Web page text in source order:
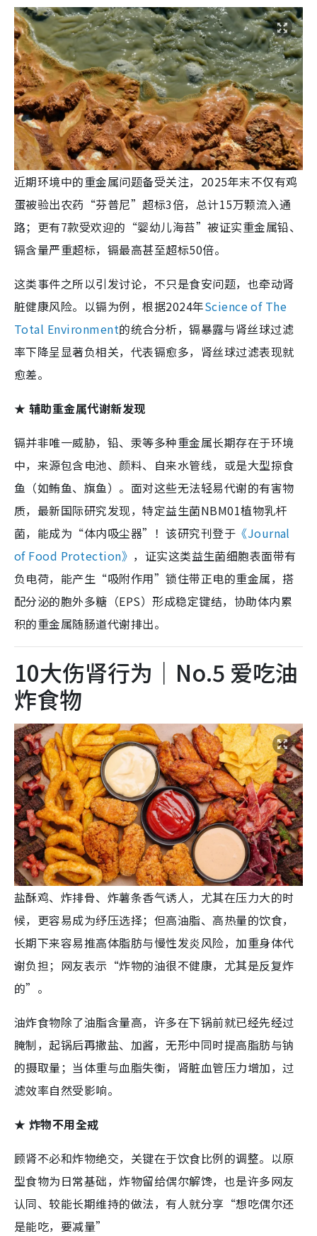
近期环境中的重金属问题备受关注，2025年末不仅有鸡
蛋被验出农药“芬普尼”超标3倍，总计15万颗流入通
路；更有7款受欢迎的“婴幼儿海苔”被证实重金属铅、
镉含量严重超标，镉最高甚至超标50倍。
这类事件之所以引发讨论，不只是食安问题，也牵动肾
脏健康风险。以镉为例，根据2024年Science of The
Total Environment的统合分析，镉暴露与肾丝球过滤
率下降呈显著负相关，代表镉愈多，肾丝球过滤表现就
愈差。
★ 辅助重金属代谢新发现
镉并非唯一威胁，铅、汞等多种重金属长期存在于环境
中，来源包含电池、颜料、自来水管线，或是大型掠食
鱼（如鲔鱼、旗鱼）。面对这些无法轻易代谢的有害物
质，最新国际研究发现，特定益生菌NBM01植物乳杆
菌，能成为“体内吸尘器”！该研究刊登于 《Journal
of Food Protection》 ，证实这类益生菌细胞表面带有
负电荷，能产生“吸附作用”锁住带正电的重金属，搭
配分泌的胞外多糖（EPS）形成稳定键结，协助体内累
积的重金属随肠道代谢排出。
10大伤肾行为｜No.5 爱吃油
炸食物
盐酥鸡、炸排骨、炸薯条香气诱人，尤其在压力大的时
候，更容易成为纾压选择；但高油脂、高热量的饮食，
长期下来容易推高体脂肪与慢性发炎风险，加重身体代
谢负担；网友表示“炸物的油很不健康，尤其是反复炸
的”。
油炸食物除了油脂含量高，许多在下锅前就已经先经过
腌制，起锅后再撒盐、加酱，无形中同时提高脂肪与钠
的摄取量；当体重与血脂失衡，肾脏血管压力增加，过
滤效率自然受影响。
★ 炸物不用全戒
顾肾不必和炸物绝交，关键在于饮食比例的调整。以原
型食物为日常基础，炸物留给偶尔解馋，也是许多网友
认同、较能长期维持的做法，有人就分享“想吃偶尔还
是能吃，要减量”